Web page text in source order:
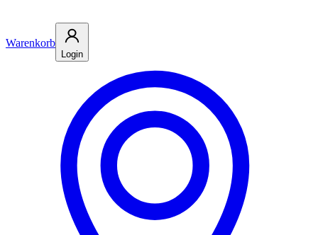
Warenkorb
Login